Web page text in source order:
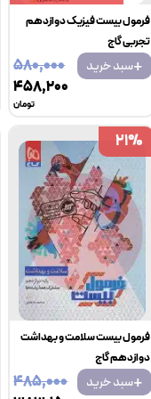
فرمول بیست فیزیک دوازدهم
تجربی گاج
+سبد خرید
۵۸۰٬۰۰۰
۴۵۸٬۲۰۰
تومان
فرمول بیست سلامت و بهداشت
دوازدهم گاج
+سبد خرید
۴۸۵٬۰۰۰
21%
21%